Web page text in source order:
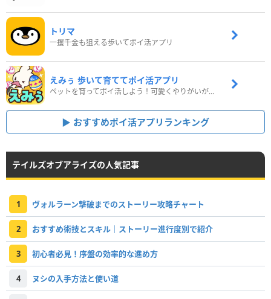
トリマ
一攫千金も狙える歩いてポイ活アプリ
えみぅ 歩いて育ててポイ活アプリ
ペットを育ってポイ活しよう！可愛くやりがいがある新感覚アプリ
おすすめポイ活アプリランキング
テイルズオブアライズの人気記事
1 ヴォルラーン撃破までのストーリー攻略チャート
2 おすすめ術技とスキル｜ストーリー進行度別で紹介
3 初心者必見！序盤の効率的な進め方
4 ヌシの入手方法と使い道